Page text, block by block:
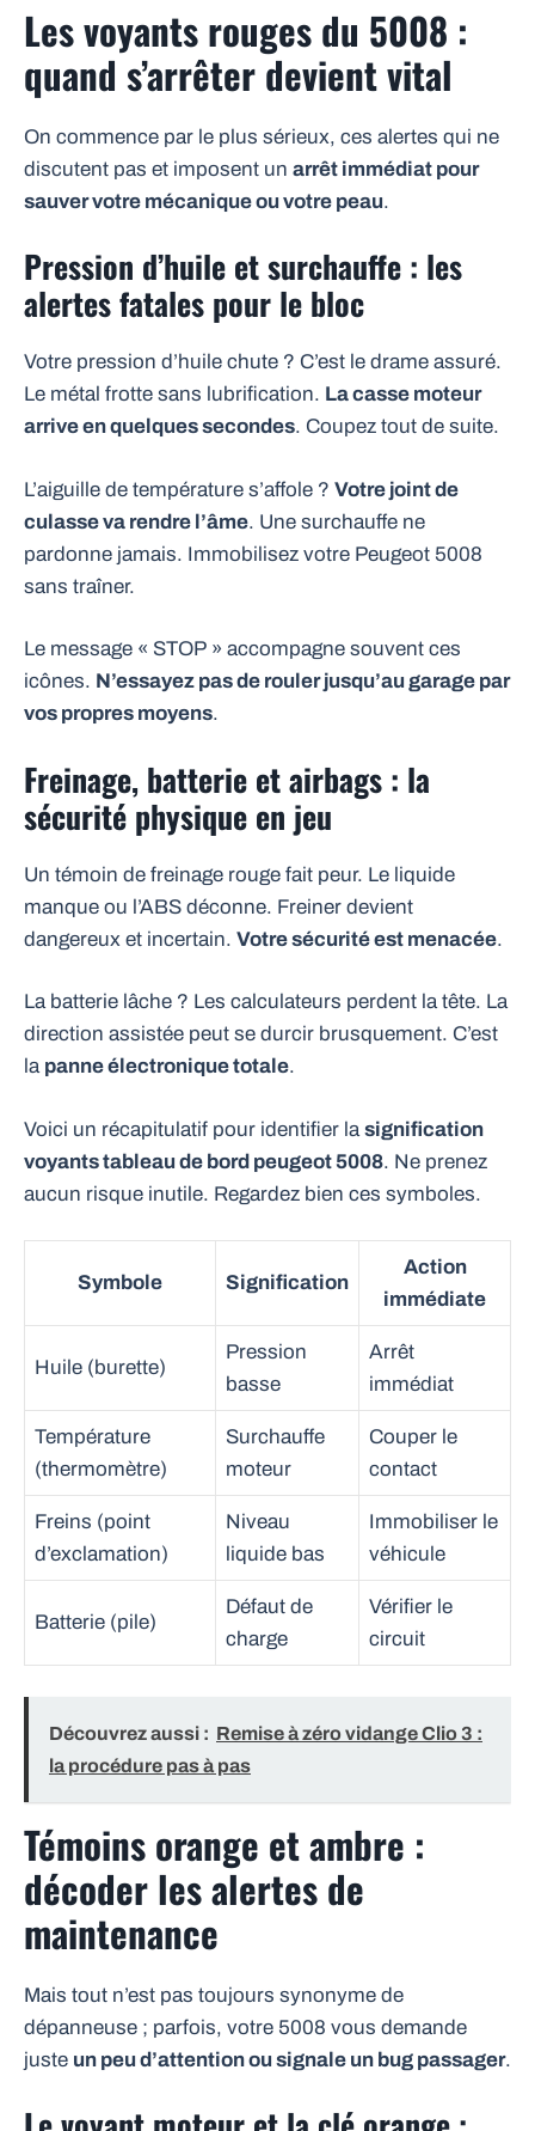
Les voyants rouges du 5008 :
quand s’arrêter devient vital
On commence par le plus sérieux, ces alertes qui ne
discutent pas et imposent un arrêt immédiat pour
sauver votre mécanique ou votre peau.
Pression d’huile et surchauffe : les
alertes fatales pour le bloc
Votre pression d’huile chute ? C’est le drame assuré.
Le métal frotte sans lubrification. La casse moteur
arrive en quelques secondes. Coupez tout de suite.
L’aiguille de température s’affole ? Votre joint de
culasse va rendre l’âme. Une surchauffe ne
pardonne jamais. Immobilisez votre Peugeot 5008
sans traîner.
Le message « STOP » accompagne souvent ces
icônes. N’essayez pas de rouler jusqu’au garage par
vos propres moyens.
Freinage, batterie et airbags : la
sécurité physique en jeu
Un témoin de freinage rouge fait peur. Le liquide
manque ou l’ABS déconne. Freiner devient
dangereux et incertain. Votre sécurité est menacée.
La batterie lâche ? Les calculateurs perdent la tête. La
direction assistée peut se durcir brusquement. C’est
la panne électronique totale.
Voici un récapitulatif pour identifier la signification
voyants tableau de bord peugeot 5008. Ne prenez
aucun risque inutile. Regardez bien ces symboles.
Symbole Signification
Action
immédiate
Huile (burette)
Pression
basse
Arrêt
immédiat
Température
(thermomètre)
Surchauffe
moteur
Couper le
contact
Freins (point
d’exclamation)
Niveau
liquide bas
Immobiliser le
véhicule
Batterie (pile)
Défaut de
charge
Vérifier le
circuit
Découvrez aussi : Remise à zéro vidange Clio 3 :
la procédure pas à pas
Témoins orange et ambre :
décoder les alertes de
maintenance
Mais tout n’est pas toujours synonyme de
dépanneuse ; parfois, votre 5008 vous demande
juste un peu d’attention ou signale un bug passager.